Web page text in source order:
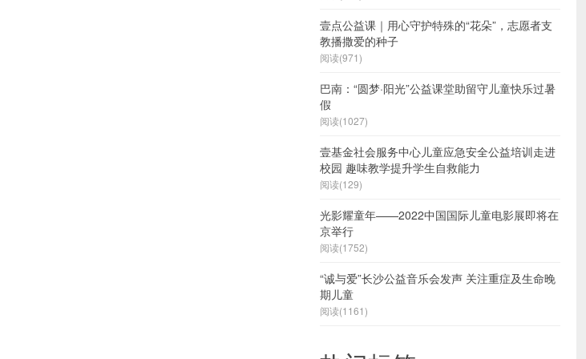
壹点公益课｜用心守护特殊的“花朵”，志愿者支
教播撒爱的种子
阅读(971)
巴南：“圆梦·阳光”公益课堂助留守儿童快乐过暑
假
阅读(1027)
壹基金社会服务中心儿童应急安全公益培训走进
校园 趣味教学提升学生自救能力
阅读(129)
光影耀童年——2022中国国际儿童电影展即将在
京举行
阅读(1752)
“诚与爱”长沙公益音乐会发声 关注重症及生命晚
期儿童
阅读(1161)